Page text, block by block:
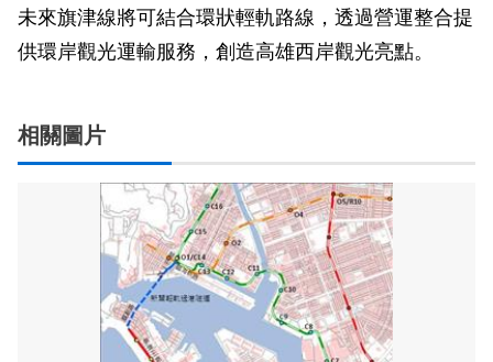
未來旗津線將可結合環狀輕軌路線，透過營運整合提
供環岸觀光運輸服務，創造高雄西岸觀光亮點。
相關圖片